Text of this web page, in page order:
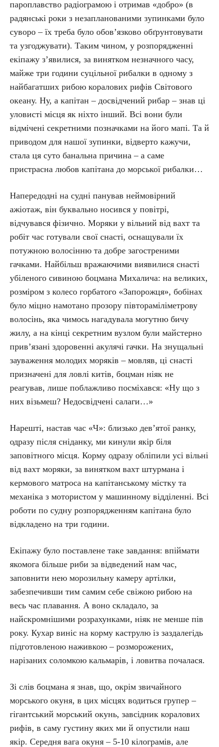
пароплавство радіограмою і отримав «добро» (в
радянські роки з незапланованими зупинками було
суворо – їх треба було обов’язково обґрунтовувати
та узгоджувати). Таким чином, у розпорядженні
екіпажу з’явилися, за винятком незначного часу,
майже три години суцільної рибалки в одному з
найбагатших рибою коралових рифів Світового
океану. Ну, а капітан – досвідчений рибар – знав ці
уловисті місця як ніхто інший. Всі вони були
відмічені секретними позначками на його мапі. Та й
приводом для нашої зупинки, відверто кажучи,
стала ця суто банальна причина – а саме
пристрасна любов капітана до морської рибалки…
Напередодні на судні панував неймовірний
ажіотаж, він буквально носився у повітрі,
відчувався фізично. Моряки у вільний від вахт та
робіт час готували свої снасті, оснащували їх
потужною волосінню та добре загостреними
гачками. Найбільш вражаючими виявилися снасті
убіленого сивиною боцмана Михалича: на великих,
розміром з колесо горбатого «Запорожця», бобінах
було міцно намотано прозору півтораміліметрову
волосінь, яка чимось нагадувала могутню бичу
жилу, а на кінці секретним вузлом були майстерно
прив’язані здоровенні акулячі гачки. На знущальні
зауваження молодих моряків – мовляв, ці снасті
призначені для ловлі китів, боцман ніяк не
реагував, лише поблажливо посміхався: «Ну що з
них візьмеш? Недосвідчені салаги…»
Нарешті, настав час «Ч»: близько дев’ятої ранку,
одразу після сніданку, ми кинули якір біля
заповітного місця. Корму одразу обліпили усі вільні
від вахт моряки, за винятком вахт штурмана і
кермового матроса на капітанському містку та
механіка з мотористом у машинному відділенні. Всі
роботи по судну розпорядженням капітана було
відкладено на три години.
Екіпажу було поставлене таке завдання: впіймати
якомога більше риби за відведений нам час,
заповнити нею морозильну камеру артілки,
забезпечивши тим самим себе свіжою рибою на
весь час плавання. А воно складало, за
найскромнішими розрахунками, ніяк не менше пів
року. Кухар виніс на корму каструлю із заздалегідь
підготовленою наживкою – розморожених,
нарізаних соломкою кальмарів, і ловитва почалася.
Зі слів боцмана я знав, що, окрім звичайного
морського окуня, в цих місцях водиться групер –
гігантський морський окунь, завсідник коралових
рифів, в саму густину яких ми й опустили наш
якір. Середня вага окуня – 5-10 кілограмів, але